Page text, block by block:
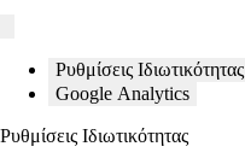
Ρυθμίσεις Ιδιωτικότητας
Google Analytics
Ρυθμίσεις Ιδιωτικότητας